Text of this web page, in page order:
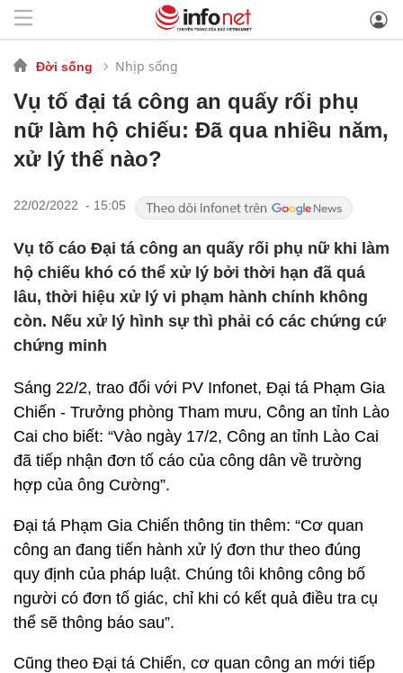
Đời sống Nhịp sống
Vụ tố đại tá công an quấy rối phụ
nữ làm hộ chiếu: Đã qua nhiều năm,
xử lý thế nào?
22/02/2022 - 15:05
Vụ tố cáo Đại tá công an quấy rối phụ nữ khi làm
hộ chiếu khó có thể xử lý bởi thời hạn đã quá
lâu, thời hiệu xử lý vi phạm hành chính không
còn. Nếu xử lý hình sự thì phải có các chứng cứ
chứng minh
Sáng 22/2, trao đổi với PV Infonet, Đại tá Phạm Gia
Chiến - Trưởng phòng Tham mưu, Công an tỉnh Lào
Cai cho biết: “Vào ngày 17/2, Công an tỉnh Lào Cai
đã tiếp nhận đơn tố cáo của công dân về trường
hợp của ông Cường”.
Đại tá Phạm Gia Chiến thông tin thêm: “Cơ quan
công an đang tiến hành xử lý đơn thư theo đúng
quy định của pháp luật. Chúng tôi không công bố
người có đơn tố giác, chỉ khi có kết quả điều tra cụ
thể sẽ thông báo sau”.
Cũng theo Đại tá Chiến, cơ quan công an mới tiếp